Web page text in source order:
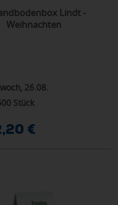
Lindt -
Weihnachten
26.08.
Stück
€